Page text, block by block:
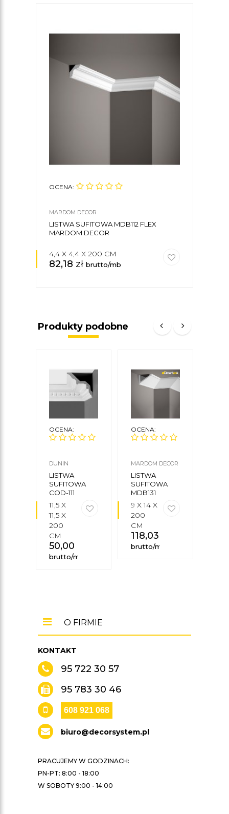
OCENA:
MARDOM DECOR
LISTWA SUFITOWA MDB112 FLEX
MARDOM DECOR
4,4 X 4,4 X 200 CM
82,18 zł brutto/mb
Produkty podobne
OCENA:
DUNIN
LISTWA
SUFITOWA
COD-111
11,5 X
11,5 X
200
CM
50,00
brutto/mb
OCENA:
MARDOM DECOR
LISTWA
SUFITOWA
MDB131
MARDOM
DECOR
9 X 14 X
200
CM
118,03
brutto/mb
KONTAKT
95 722 30 57
95 783 30 46
608 921 068
biuro@decorsystem.pl
PRACUJEMY W GODZINACH:
PN-PT: 8:00 - 18:00
W SOBOTY 9:00 - 14:00
O FIRMIE